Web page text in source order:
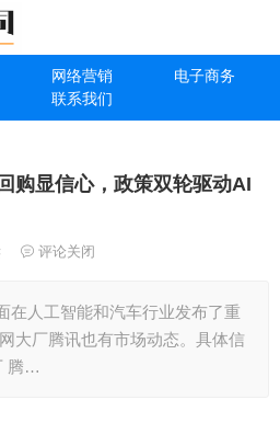
网络营销
电子商务
联系我们
购显信心，政策双轮驱动AI
评论关闭
在人工智能和汽车行业发布了重
大厂腾讯也有市场动态。具体信
腾…